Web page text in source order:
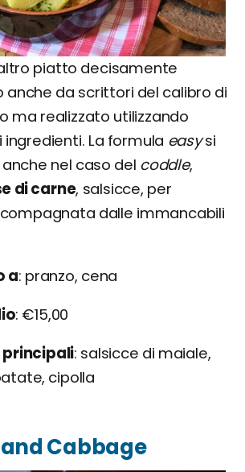
piatto decisamente
da scrittori del calibro di
ma realizzato utilizzando
La formula easysi
nel caso del coddle,
di carne, salsicce, per
dalle immancabili
a pranzo, cena
€15,00
salsicce di maiale,
cipolla
Cabbage